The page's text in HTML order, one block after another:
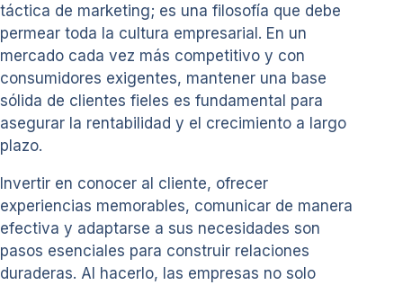
táctica de marketing; es una filosofía que debe
permear toda la cultura empresarial. En un
mercado cada vez más competitivo y con
consumidores exigentes, mantener una base
sólida de clientes fieles es fundamental para
asegurar la rentabilidad y el crecimiento a largo
plazo.
Invertir en conocer al cliente, ofrecer
experiencias memorables, comunicar de manera
efectiva y adaptarse a sus necesidades son
pasos esenciales para construir relaciones
duraderas. Al hacerlo, las empresas no solo